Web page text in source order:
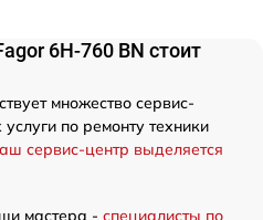
6H-760 BN стоит
множество сервис-
по ремонту техники
сервис-центр выделяется
мастера - специалисты по